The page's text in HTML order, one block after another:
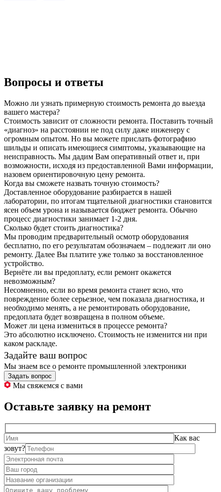
Вопросы и ответы
Можно ли узнать примерную стоимость ремонта до выезда
вашего мастера?
Стоимость зависит от сложности ремонта. Поставить точный
«диагноз» на расстоянии не под силу даже инженеру с
огромным опытом. Но вы можете прислать фотографию
шильды и описать имеющиеся симптомы, указывающие на
неисправность. Мы дадим Вам оперативный ответ и, при
возможности, исходя из предоставленной Вами информации,
назовем ориентировочную цену ремонта.
Когда вы сможете назвать точную стоимость?
Доставленное оборудование разбирается в нашей
лаборатории, по итогам тщательной диагностики становится
ясен объем урона и называется бюджет ремонта. Обычно
процесс диагностики занимает 1-2 дня.
Сколько будет стоить диагностика?
Мы проводим предварительный осмотр оборудования
бесплатно, по его результатам обозначаем – подлежит ли оно
ремонту. Далее Вы платите уже только за восстановленное
устройство.
Вернёте ли вы предоплату, если ремонт окажется
невозможным?
Несомненно, если во время ремонта станет ясно, что
повреждение более серьезное, чем показала диагностика, и
необходимо менять, а не ремонтировать оборудование,
предоплата будет возвращена в полном объеме.
Может ли цена измениться в процессе ремонта?
Это абсолютно исключено. Стоимость не изменится ни при
каком раскладе.
Задайте ваш вопрос
Мы знаем все о ремонте промышленной электроники
Задать вопрос
Мы свяжемся с вами
Оставьте заявку на ремонт
Как вас
зовут?